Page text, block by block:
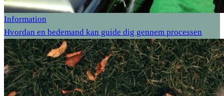
Information
Hvordan en bedemand kan guide dig gennem processen